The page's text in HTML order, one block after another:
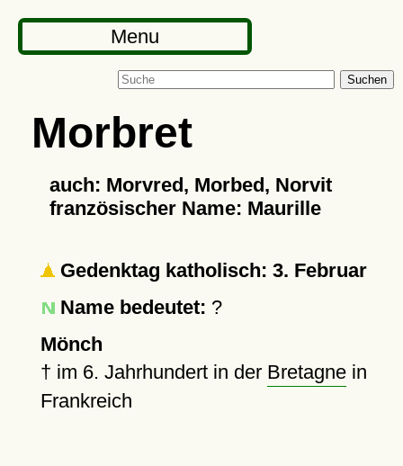
Menu
Suchen
Morbret
auch: Morvred, Morbed, Norvit
französischer Name: Maurille
Gedenktag katholisch: 3. Februar
Name bedeutet: ?
Mönch
† im 6. Jahrhundert in der Bretagnein
Frankreich